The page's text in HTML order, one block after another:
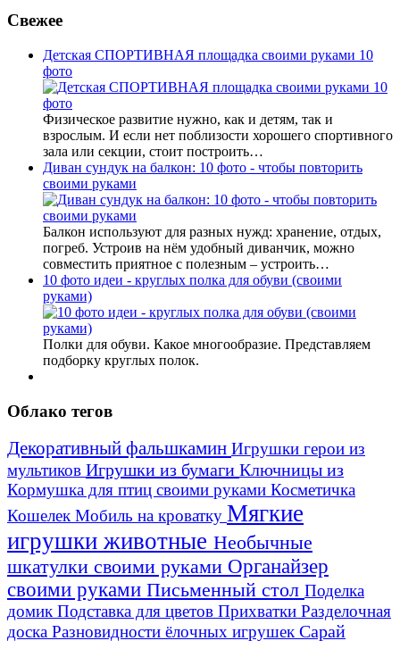
Свежее
Детская СПОРТИВНАЯ площадка своими руками 10
фото
Физическое развитие нужно, как и детям, так и
взрослым. И если нет поблизости хорошего спортивного
зала или секции, стоит построить…
Диван сундук на балкон: 10 фото - чтобы повторить
своими руками
Балкон используют для разных нужд: хранение, отдых,
погреб. Устроив на нём удобный диванчик, можно
совместить приятное с полезным – устроить…
10 фото идеи - круглых полка для обуви (своими
руками)
Полки для обуви. Какое многообразие. Представляем
подборку круглых полок.
Облако тегов
Декоративный фальшкамин Игрушки герои из
мультиков Игрушки из бумаги Ключницы из
Кормушка для птиц своими руками Косметичка
КошелекМобиль на кроватку Мягкие
игрушки животные Необычные
шкатулки своими руками Органайзер
своими руками Письменный стол Поделка
домикПодставка для цветов Прихватки Разделочная
доска Разновидности ёлочных игрушекСарай